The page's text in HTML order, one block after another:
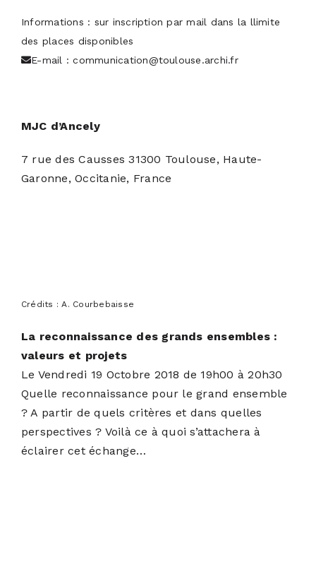
Informations : sur inscription par mail dans la llimite
des places disponibles
E-mail :communication@toulouse.archi.fr
MJC d’Ancely
7 rue des Causses 31300 Toulouse, Haute-
Garonne, Occitanie, France
Crédits : A. Courbebaisse
La reconnaissance des grands ensembles :
valeurs et projets
Le Vendredi 19 Octobre 2018 de 19h00 à 20h30
Quelle reconnaissance pour le grand ensemble
? A partir de quels critères et dans quelles
perspectives ? Voilà ce à quoi s’attachera à
éclairer cet échange…